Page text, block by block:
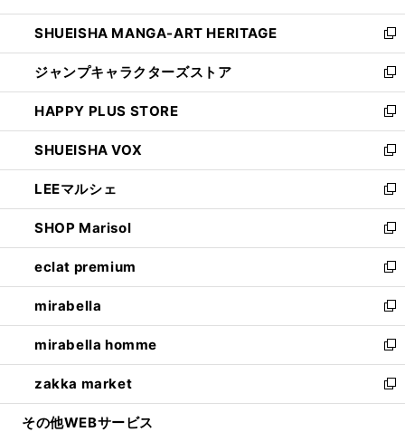
開
く
ウ
で
開
く
し
い
ウ
ィ
ン
ド
ウ
で
開
く
SHUEISHA MANGA-ART HERITAGE
新
し
い
ウ
ィ
ン
ド
ウ
で
開
く
ジャンプキャラクターズストア
新
し
い
ウ
ィ
ン
ド
ウ
で
開
く
HAPPY PLUS STORE
新
し
い
ウ
ィ
ン
ド
ウ
で
開
く
SHUEISHA VOX
新
し
い
ウ
ィ
ン
ド
ウ
で
開
く
LEEマルシェ
新
し
い
ウ
ィ
ン
ド
ウ
で
開
く
SHOP Marisol
新
し
い
ウ
ィ
ン
ド
ウ
で
開
eclat premium
新
し
い
ウ
ィ
ン
ド
ウ
mirabella
新
し
い
ウ
ィ
ン
mirabella homme
新
し
い
ウ
zakka market
新
し
その他WEBサービス